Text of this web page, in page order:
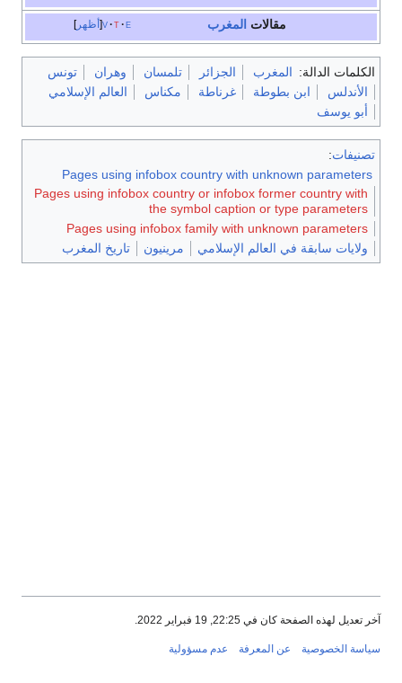
أظهر v t e مقالات المغرب
الكلمات الدالة: المغرب الجزائر تلمسان وهران
تونس
الأندلس
ابن بطوطة غرناطة مكناس
العالم الإسلامي
أبو يوسف
تصنيفات:
Pages using infobox country with unknown parameters
Pages using infobox country or infobox former country with
the symbol caption or type parameters
Pages using infobox family with unknown parameters
ولايات سابقة في العالم الإسلامي
مرينيون تاريخ المغرب
آخر تعديل لهذه الصفحة كان في 22:25, 19 فبراير 2022.
سياسة الخصوصية عن المعرفة عدم مسؤولية